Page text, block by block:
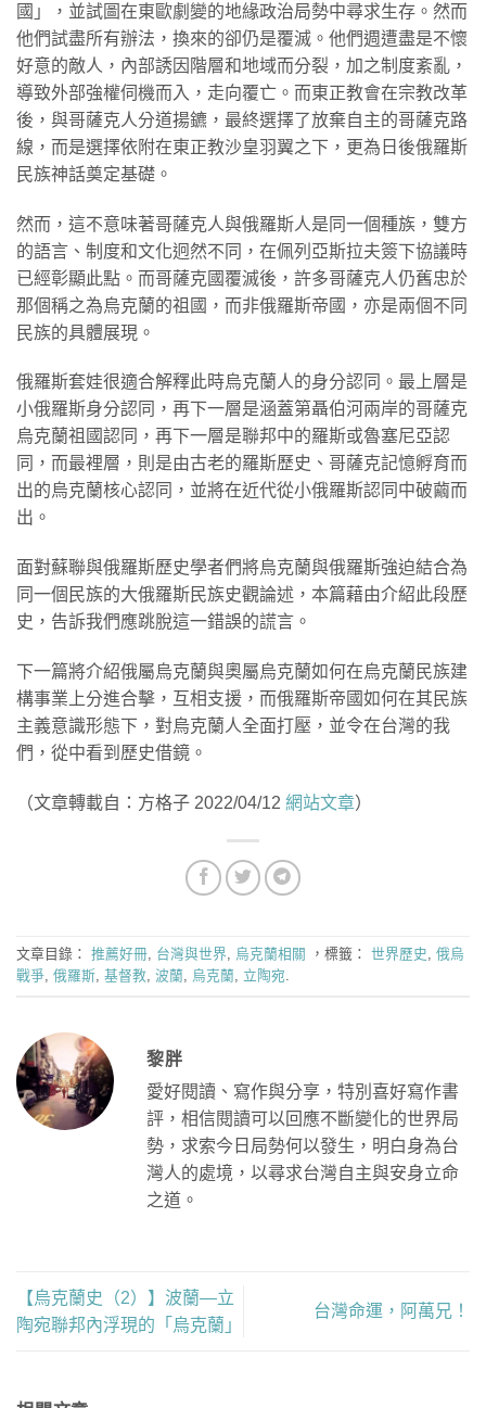
國」，並試圖在東歐劇變的地緣政治局勢中尋求生存。然而
他們試盡所有辦法，換來的卻仍是覆滅。他們週遭盡是不懷
好意的敵人，內部誘因階層和地域而分裂，加之制度紊亂，
導致外部強權伺機而入，走向覆亡。而東正教會在宗教改革
後，與哥薩克人分道揚鑣，最終選擇了放棄自主的哥薩克路
線，而是選擇依附在東正教沙皇羽翼之下，更為日後俄羅斯
民族神話奠定基礎。
然而，這不意味著哥薩克人與俄羅斯人是同一個種族，雙方
的語言、制度和文化迥然不同，在佩列亞斯拉夫簽下協議時
已經彰顯此點。而哥薩克國覆滅後，許多哥薩克人仍舊忠於
那個稱之為烏克蘭的祖國，而非俄羅斯帝國，亦是兩個不同
民族的具體展現。
俄羅斯套娃很適合解釋此時烏克蘭人的身分認同。最上層是
小俄羅斯身分認同，再下一層是涵蓋第聶伯河兩岸的哥薩克
烏克蘭祖國認同，再下一層是聯邦中的羅斯或魯塞尼亞認
同，而最裡層，則是由古老的羅斯歷史、哥薩克記憶孵育而
出的烏克蘭核心認同，並將在近代從小俄羅斯認同中破繭而
出。
面對蘇聯與俄羅斯歷史學者們將烏克蘭與俄羅斯強迫結合為
同一個民族的大俄羅斯民族史觀論述，本篇藉由介紹此段歷
史，告訴我們應跳脫這一錯誤的謊言。
下一篇將介紹俄屬烏克蘭與奧屬烏克蘭如何在烏克蘭民族建
構事業上分進合擊，互相支援，而俄羅斯帝國如何在其民族
主義意識形態下，對烏克蘭人全面打壓，並令在台灣的我
們，從中看到歷史借鏡。
（文章轉載自：方格子 2022/04/12 網站文章）
文章目錄： 推薦好冊, 台灣與世界, 烏克蘭相關 ，標籤： 世界歷史, 俄烏
戰爭, 俄羅斯, 基督教, 波蘭, 烏克蘭, 立陶宛.
黎胖
愛好閱讀、寫作與分享，特別喜好寫作書
評，相信閱讀可以回應不斷變化的世界局
勢，求索今日局勢何以發生，明白身為台
灣人的處境，以尋求台灣自主與安身立命
之道。
【烏克蘭史（2）】波蘭—立
陶宛聯邦內浮現的「烏克蘭」
台灣命運，阿萬兄！